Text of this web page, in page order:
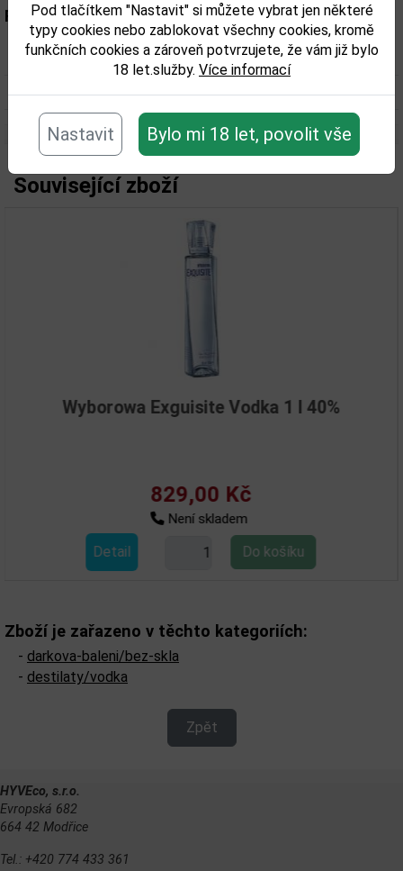
Pod tlačítkem "Nastavit" si můžete vybrat jen některé
typy cookies nebo zablokovat všechny cookies, kromě
funkčních cookies a zároveň potvrzujete, že vám již bylo
18 let.služby. Více informací
Nastavit Bylo mi 18 let, povolit vše
Parametry:
Obsah alkoholu obj. %: 40
Objem obalu (L): 1
Související zboží
Exguisite Vodka 1 l 40%
829,00 Kč
Není skladem
Zboží je zařazeno v těchto kategoriích:
- darkova-baleni/bez-skla
- destilaty/vodka
Zpět
HYVEco, s.r.o.
Evropská 682
664 42 Modřice
Tel.: +420 774 433 361